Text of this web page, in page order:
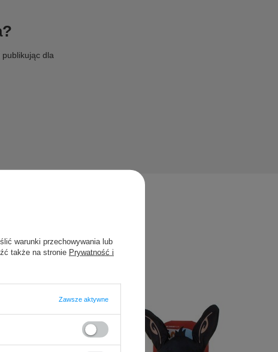
dla
warunki przechowywania lub
także na stronie Prywatność i
Zawsze aktywne